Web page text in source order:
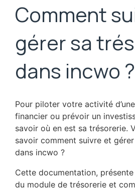
Comment
gérer sa
dans incwo ?
Pour piloter votre activité
financier ou prévoir un
savoir où en est sa trésorerie.
savoir comment suivre et
dans incwo ?
Cette documentation,
du module de trésorerie et